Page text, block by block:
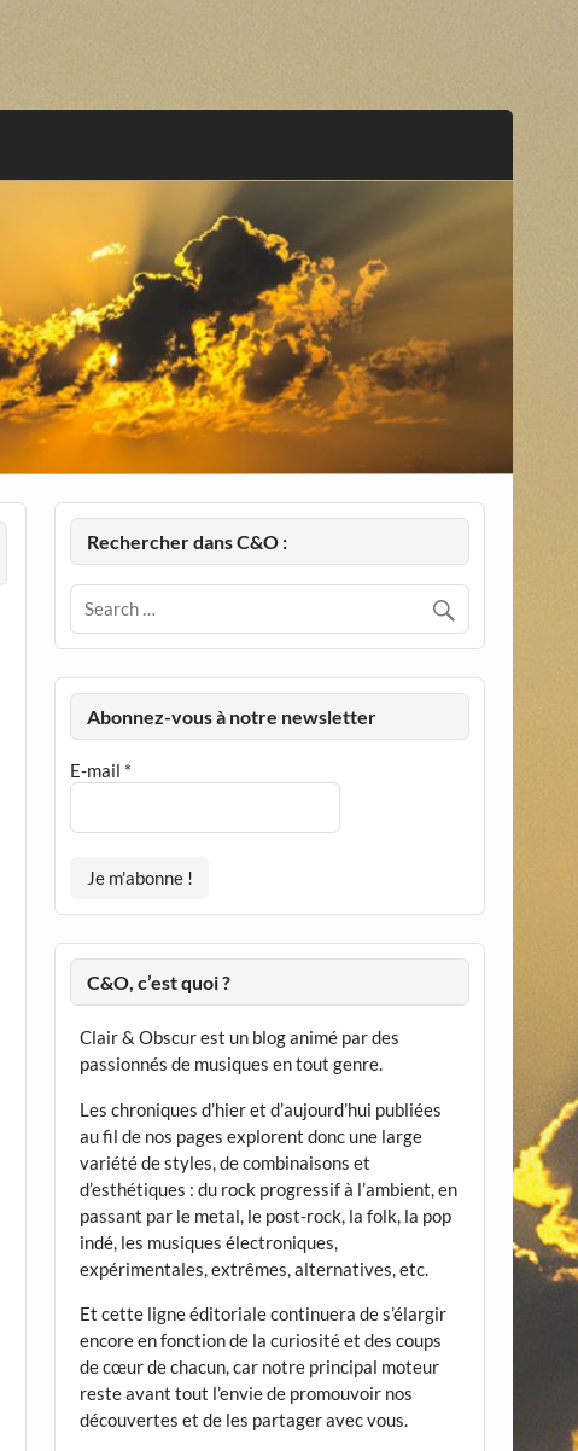
Rechercher dans C&O :
Abonnez-vous à notre newsletter
E-mail *
C&O, c’est quoi ?
Clair & Obscur est un blog animé par des
passionnés de musiques en tout genre.
Les chroniques d’hier et d’aujourd’hui publiées
au fil de nos pages explorent donc une large
variété de styles, de combinaisons et
d’esthétiques : du rock progressif à l’ambient, en
passant par le metal, le post-rock, la folk, la pop
indé, les musiques électroniques,
expérimentales, extrêmes, alternatives, etc.
Et cette ligne éditoriale continuera de s’élargir
encore en fonction de la curiosité et des coups
de cœur de chacun, car notre principal moteur
reste avant tout l’envie de promouvoir nos
découvertes et de les partager avec vous.